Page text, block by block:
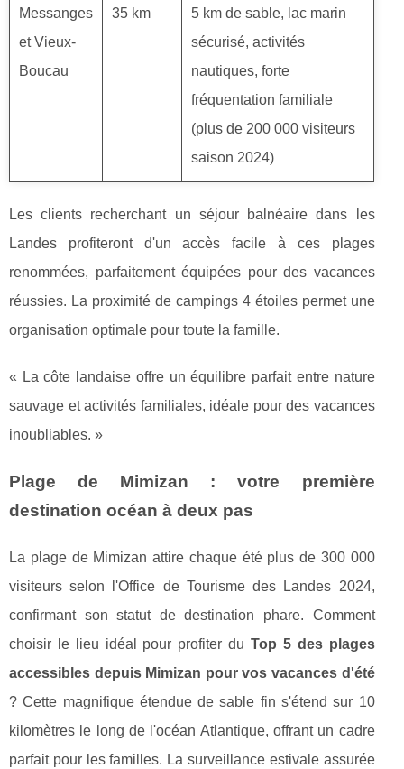
Messanges
et Vieux-
Boucau
35 km
5 km de sable, lac marin
sécurisé, activités
nautiques, forte
fréquentation familiale
(plus de 200 000 visiteurs
saison 2024)
Les clients recherchant un séjour balnéaire dans les
Landes profiteront d'un accès facile à ces plages
renommées, parfaitement équipées pour des vacances
réussies. La proximité de campings 4 étoiles permet une
organisation optimale pour toute la famille.
« La côte landaise offre un équilibre parfait entre nature
sauvage et activités familiales, idéale pour des vacances
inoubliables. »
Plage de Mimizan : votre première
destination océan à deux pas
La plage de Mimizan attire chaque été plus de 300 000
visiteurs selon l'Office de Tourisme des Landes 2024,
confirmant son statut de destination phare. Comment
choisir le lieu idéal pour profiter duTop 5 des plages
accessibles depuis Mimizan pour vos vacances d'été
? Cette magnifique étendue de sable fin s'étend sur 10
kilomètres le long de l'océan Atlantique, offrant un cadre
parfait pour les familles. La surveillance estivale assurée